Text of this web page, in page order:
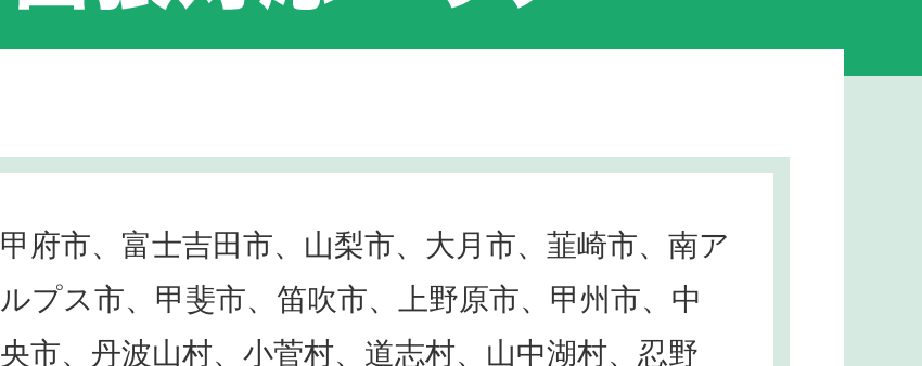
甲府市、富士吉田市、山梨市、大月市、韮崎市、南ア
ルプス市、甲斐市、笛吹市、上野原市、甲州市、中
央市、丹波山村、小菅村、道志村、山中湖村、忍野